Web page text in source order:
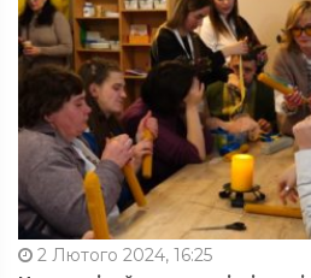
2 Лютого 2024, 16:25